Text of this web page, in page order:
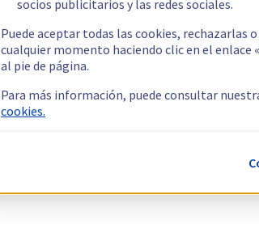
socios publicitarios y las redes sociales.
Puede aceptar todas las cookies, rechazarlas
cualquier momento haciendo clic en el enlace
al pie de página.
Para más información, puede consultar
cookies.